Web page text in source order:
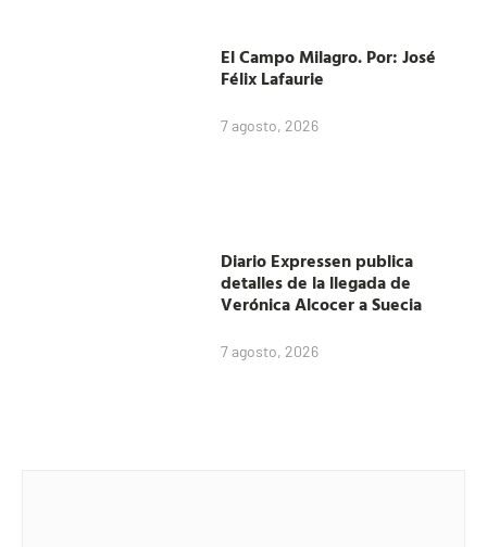
El Campo Milagro. Por: José
Félix Lafaurie
7 agosto, 2026
Diario Expressen publica
detalles de la llegada de
Verónica Alcocer a Suecia
7 agosto, 2026